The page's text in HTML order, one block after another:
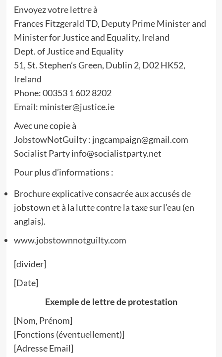
Envoyez votre lettre à
Frances Fitzgerald TD, Deputy Prime Minister and
Minister for Justice and Equality, Ireland
Dept. of Justice and Equality
51, St. Stephen’s Green, Dublin 2, D02 HK52,
Ireland
Phone: 00353 1 602 8202
Email: minister@justice.ie
Avec une copie à
JobstowNotGuilty : jngcampaign@gmail.com
Socialist Party info@socialistparty.net
Pour plus d’informations :
Brochure explicativeconsacrée aux accusés de
jobstown et à la lutte contre la taxe sur l’eau (en
anglais).
www.jobstownnotguilty.com
[divider]
[Date]
Exemple de lettre de protestation
[Nom, Prénom]
[Fonctions (éventuellement)]
[Adresse Email]